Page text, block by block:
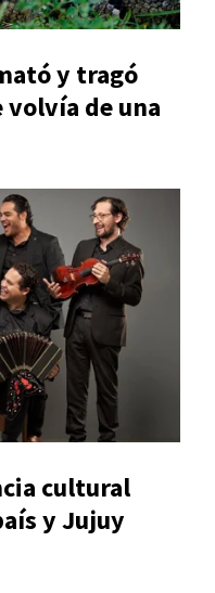
y tragó
de una
cultural
y Jujuy